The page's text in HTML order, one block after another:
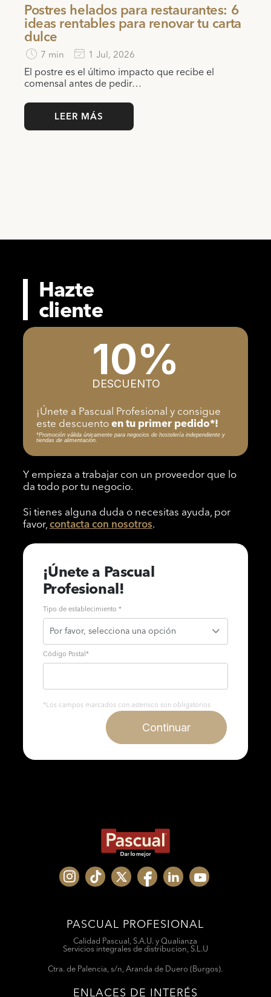
Postres helados para restaurantes: 6
ideas rentables para renovar tu carta
dulce
7 min 1 Jul, 2026
El postre es el último impacto que recibe el
comensal antes de pedir…
LEER MÁS
Hazte
cliente
10%
DESCUENTO
¡Únete a Pascual Profesional y consigue
este descuentoen tu primer pedido*!
*Promoción válida únicamente para negocios de hostelería independiente y
tiendas de alimentación.
Y empieza a trabajar con un proveedor que lo
da todo por tu negocio.
Si tienes alguna duda o necesitas ayuda, por
favor, contacta con nosotros.
¡Únete a Pascual
Profesional!
Tipo de establecimiento *
Código Postal *
*Los campos marcados con asterisco son obligatorios
Continuar
PASCUAL PROFESIONAL
Calidad Pascual, S.A.U. y Qualianza
Servicios integrales de distribucion, S.L.U
Ctra. de Palencia, s/n, Aranda de Duero (Burgos).
ENLACES DE INTERÉS